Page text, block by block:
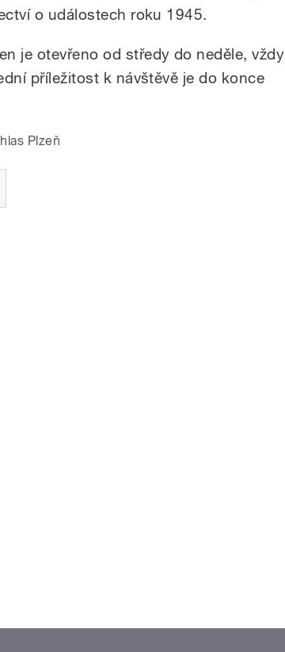
o událostech roku 1945.
je otevřeno od středy do neděle, vždy
příležitost k návštěvě je do konce
Plzeň